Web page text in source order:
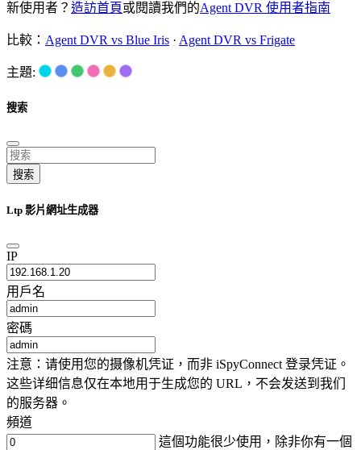
新使用者？ 造訪首頁或閱讀我們的Agent DVR 使用者指南
比較： Agent DVR vs Blue Iris · Agent DVR vs Frigate
主題:
搜索
搜索
Ltp 影片網址生成器
IP
用戶名
密碼
注意：请使用您的摄像机凭证，而非 iSpyConnect 登录凭证。
这些详细信息仅在本地用于生成您的 URL，不会发送到我们
的服务器。
頻道
這個功能很少使用，除非你有一個